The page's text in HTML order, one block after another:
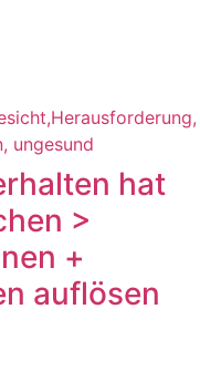
hat
>
+
auflösen